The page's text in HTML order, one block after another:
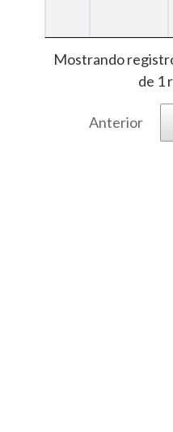
Mostrando
de 1
Anterior